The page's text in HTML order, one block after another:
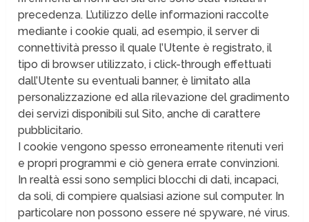
precedenza. L’utilizzo delle informazioni raccolte
mediante i cookie quali, ad esempio, il server di
connettività presso il quale l’Utente è registrato, il
tipo di browser utilizzato, i click-through effettuati
dall’Utente su eventuali banner, è limitato alla
personalizzazione ed alla rilevazione del gradimento
dei servizi disponibili sul Sito, anche di carattere
pubblicitario.
I cookie vengono spesso erroneamente ritenuti veri
e propri programmi e ciò genera errate convinzioni.
In realtà essi sono semplici blocchi di dati, incapaci,
da soli, di compiere qualsiasi azione sul computer. In
particolare non possono essere né spyware, né virus.